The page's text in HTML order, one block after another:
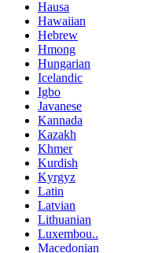
Hausa
Hawaiian
Hebrew
Hmong
Hungarian
Icelandic
Igbo
Javanese
Kannada
Kazakh
Khmer
Kurdish
Kyrgyz
Latin
Latvian
Lithuanian
Luxembou..
Macedonian